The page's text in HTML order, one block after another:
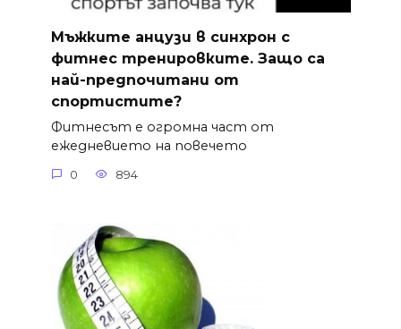
Мъжките анцузи в синхрон с
фитнес тренировките. Защо са
най-предпочитани от
спортистите?
Фитнесът е огромна част от
ежедневието на повечето
0 894